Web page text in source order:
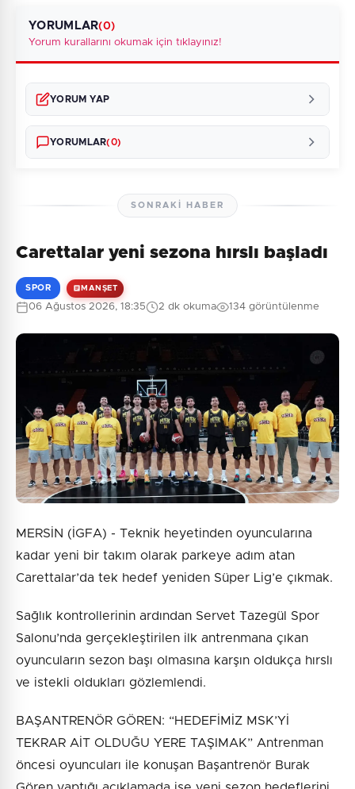
YORUMLAR(0)
Yorum kurallarını okumak için tıklayınız!
YORUM YAP
0/2000
2 + 10 = ?
Gönder
YORUMLAR(0)
Henüz yorum yapılmamış. İlk yorumu siz yapın!
SONRAKI HABER
Carettalar yeni sezona hırslı başladı
SPOR MANŞET
06 Ağustos 2026, 18:35 2 dk okuma 134 görüntülenme
MERSİN (İGFA) - Teknik heyetinden oyuncularına
kadar yeni bir takım olarak parkeye adım atan
Carettalar’da tek hedef yeniden Süper Lig’e çıkmak.
Sağlık kontrollerinin ardından Servet Tazegül Spor
Salonu’nda gerçekleştirilen ilk antrenmana çıkan
oyuncuların sezon başı olmasına karşın oldukça hırslı
ve istekli oldukları gözlemlendi.
BAŞANTRENÖR GÖREN: “HEDEFİMİZ MSK’Yİ
TEKRAR AİT OLDUĞU YERE TAŞIMAK” Antrenman
öncesi oyuncuları ile konuşan Başantrenör Burak